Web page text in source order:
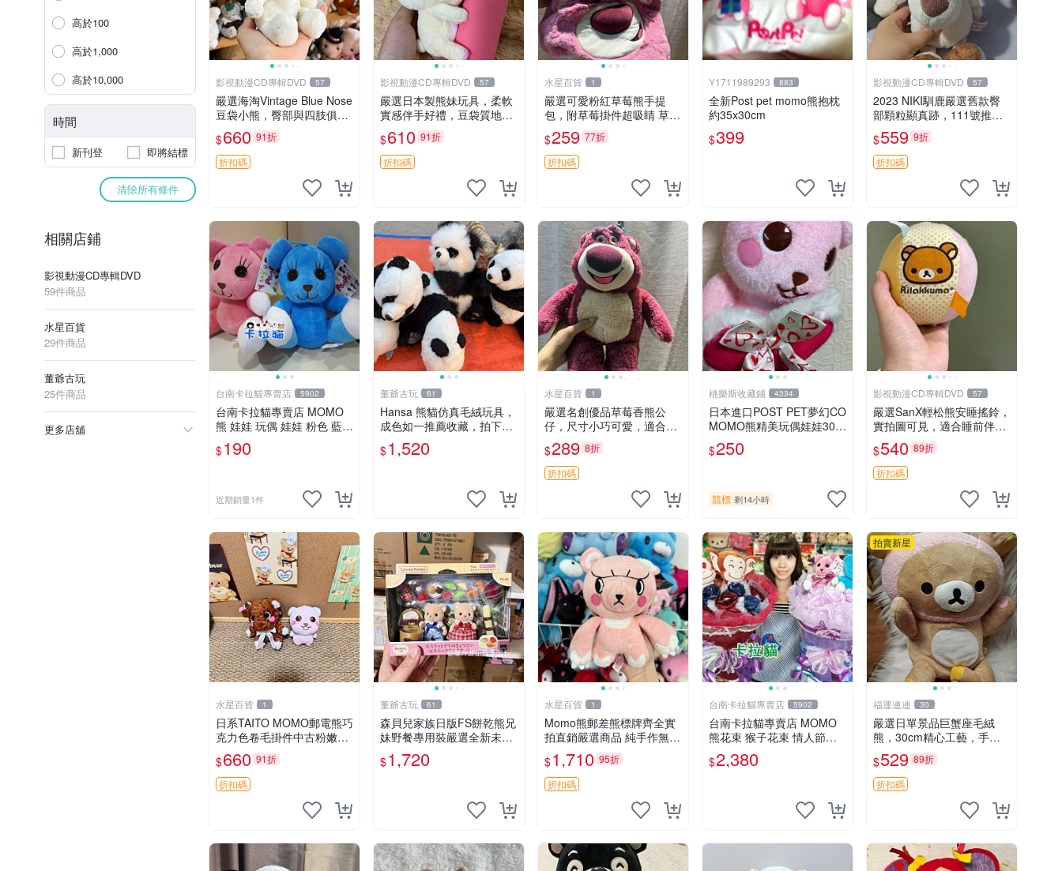
高於100
高於1,000
高於10,000
時間
新刊登 即將結標
清除所有條件
相關店鋪
影視動漫CD專輯DVD
59件商品
水星百貨
29件商品
董爺古玩
25件商品
更多店舖
影視動漫CD專輯DVD 57
嚴選海淘Vintage Blue Nose
豆袋小熊，臀部與四肢俱
全，坐高11公分，附原盒與
吊牌收藏。藍鼻子小熊，值
得擁有 玩具 憶熊
$660 91折
折扣碼
影視動漫CD專輯DVD 57
嚴選日本製熊妹玩具，柔軟
實感伴手好禮，豆袋質地手
感佳，抱枕小熊 recom 推薦
白色豆袋 玩具
$610 91折
折扣碼
水星百貨 1
嚴選可愛粉紅草莓熊手提
包，附草莓掛件超吸睛 草莓
熊手提包 草莓掛件 可愛port
unese
$259 77折
折扣碼
Y1711989293 883
全新Post pet momo熊抱枕
約35x30cm
$399
影視動漫CD專輯DVD 57
2023 NIKI馴鹿嚴選舊款臀
部顆粒顯真跡，111號推薦
珍藏品 馴鹿 舊款 尾巴顆粒
$559 9折
折扣碼
台南卡拉貓專賣店 5902
台南卡拉貓專賣店 MOMO
熊 娃娃 玩偶 娃娃 粉色 藍色
2色分售
$190
近期銷量1件
董爺古玩 61
Hansa 熊貓仿真毛絨玩具，
成色如一推薦收藏，拍下無
疑心 熊貓 毛絨玩具 收藏
$1,520
水星百貨 1
嚴選名創優品草莓香熊公
仔，尺寸小巧可愛，適合收
藏賞玩 30cm 玩具 公仔 草
莓熊
$289 8折
折扣碼
桃樂斯收藏鋪 4334
日本進口POST PET夢幻CO
MOMO熊精美玩偶娃娃30c
m
$250
競標 剩14小時
影視動漫CD專輯DVD 57
嚴選SanX輕松熊安睡搖鈴，
實拍圖可見，適合睡前伴
侶， Picks安撫好物 0325
懸吊 電腦
$540 89折
折扣碼
水星百貨 1
日系TAITO MOMO郵電熊巧
克力色卷毛掛件中古粉嫩玩
偶微瑕推薦 postpet momo
郵電熊 中古玩偶
$660 91折
折扣碼
董爺古玩 61
森貝兒家族日版FS餅乾熊兄
妹野餐專用裝嚴選全新未開
封，包含兩組大童款紙盒
裝，適合收藏與分享。 餅乾
$1,720
水星百貨 1
Momo熊郵差熊標牌齊全實
拍直銷嚴選商品 純手作無修
圖可收藏 郵差熊 Momo熊
標牌 商品
$1,710 95折
折扣碼
台南卡拉貓專賣店 5902
台南卡拉貓專賣店 MOMO
熊花束 猴子花束 情人節禮
物 二選一 可繡字 可今天寄
明天到
$2,380
拍賣新星
福運連連 30
嚴選日單景品巨蟹座毛絨
熊，30cm精心工藝，手感
軟糯推薦收藏送人 巨蟹座
毛絨玩具 精緻做工
$529 89折
折扣碼